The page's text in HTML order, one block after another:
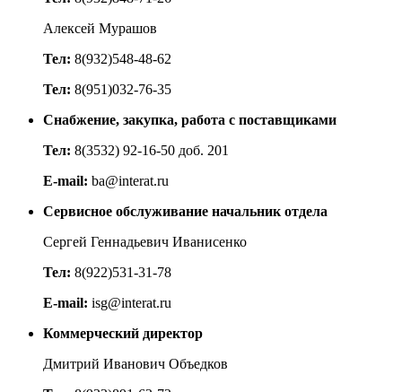
Алексей Мурашов
Тел: 8(932)548-48-62
Тел: 8(951)032-76-35
Cнабжение, закупка, работа с поставщиками
Тел: 8(3532) 92-16-50 доб. 201
E-mail: ba@interat.ru
Сервисное обслуживание начальник отдела
Сергей Геннадьевич Иванисенко
Тел: 8(922)531-31-78
E-mail: isg@interat.ru
Коммерческий директор
Дмитрий Иванович Объедков